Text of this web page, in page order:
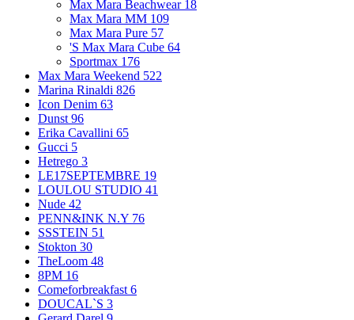
Max Mara Beachwear 18
Max Mara MM 109
Max Mara Pure 57
'S Max Mara Cube 64
Sportmax 176
Max Mara Weekend 522
Marina Rinaldi 826
Icon Denim 63
Dunst 96
Erika Cavallini 65
Gucci 5
Hetrego 3
LE17SEPTEMBRE 19
LOULOU STUDIO 41
Nude 42
PENN&INK N.Y 76
SSSTEIN 51
Stokton 30
TheLoom 48
8PM 16
Comeforbreakfast 6
DOUCAL`S 3